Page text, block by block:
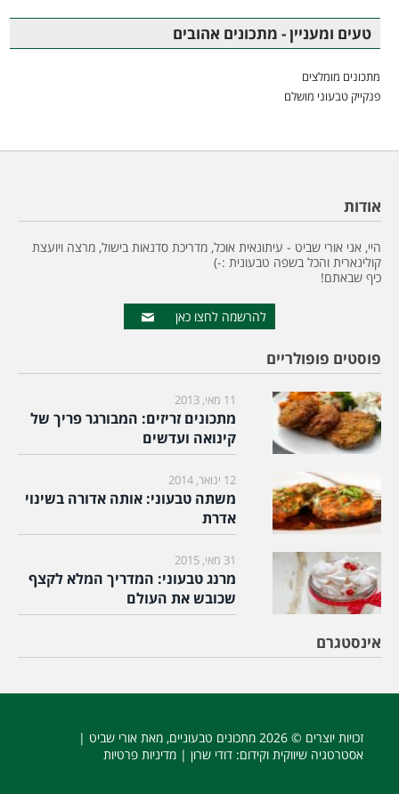
טעים ומעניין - מתכונים אהובים
מתכונים מומלצים
פנקייק טבעוני מושלם
אודות
היי, אני אורי שביט - עיתונאית אוכל, מדריכת סדנאות בישול, מרצה ויועצת
קולינארית והכל בשפה טבעונית :-)
כיף שבאתם!
להרשמה לחצו כאן
פוסטים פופולריים
11 מאי, 2013
מתכונים זריזים: המבורגר פריך של
קינואה ועדשים
12 ינואר, 2014
משתה טבעוני: אותה אדורה בשינוי
אדרת
31 מאי, 2015
מרנג טבעוני: המדריך המלא לקצף
שכובש את העולם
אינסטגרם
זכויות יוצרים © 2026 מתכונים טבעוניים, מאת אורי שביט |
אסטרטגיה שיווקית וקידום: דודי שרון | מדיניות פרטיות